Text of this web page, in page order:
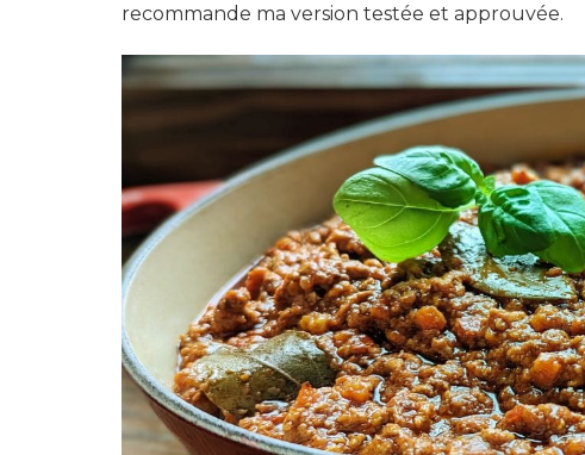
recommande ma version testée et approuvée.